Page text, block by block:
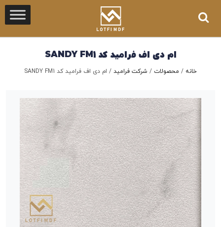
ام دی اف فرامید کد SANDY FM1
خانه / محصولات / شرکت فرامید / ام دی اف فرامید کد SANDY FM1